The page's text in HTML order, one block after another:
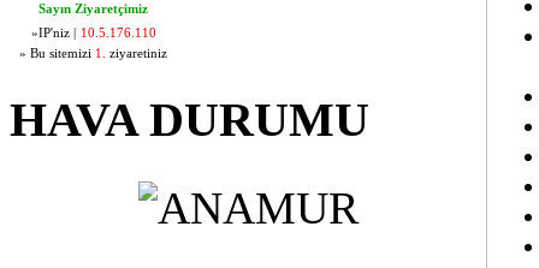
Sayın Ziyaretçimiz
»IP'niz |
10.5.176.110
» Bu sitemizi 1. ziyaretiniz
HAVA DURUMU